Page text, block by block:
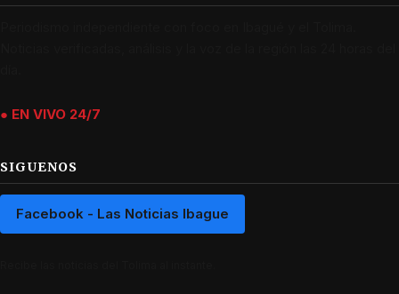
● EN VIVO 24/7
SIGUENOS
Facebook - Las Noticias Ibague